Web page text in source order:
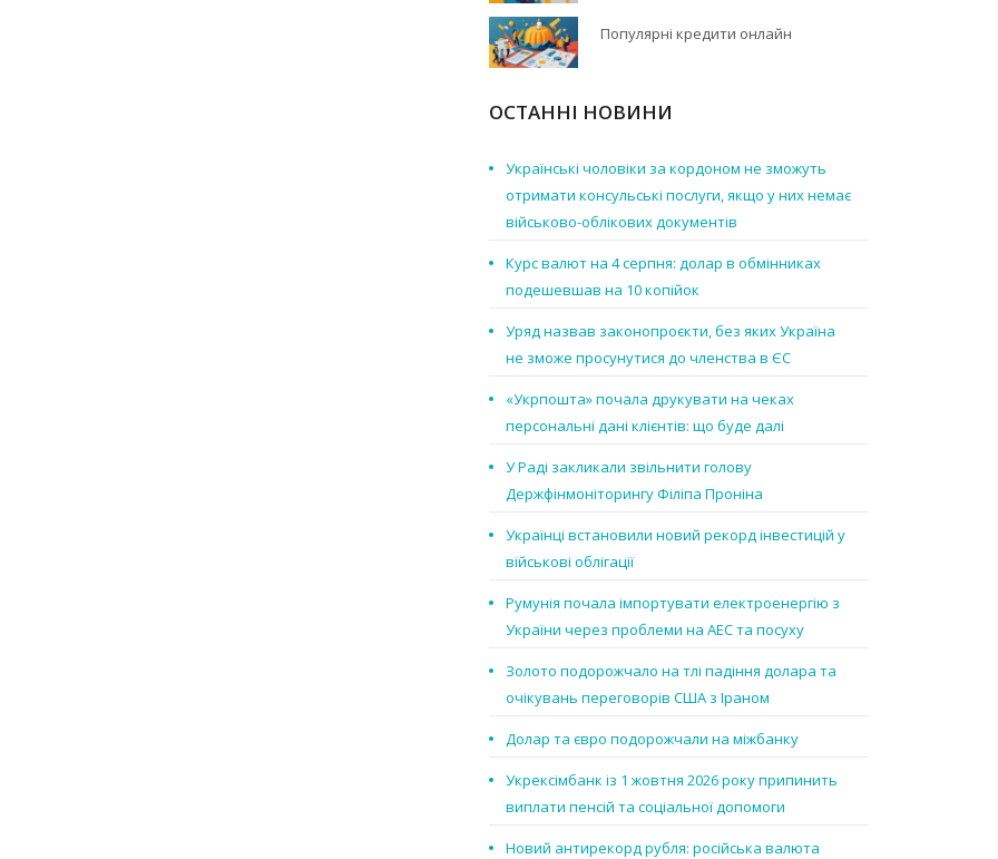
Популярні кредити онлайн
ОСТАННІ НОВИНИ
Українські чоловіки за кордоном не зможуть
отримати консульські послуги, якщо у них немає
військово-облікових документів
Курс валют на 4 серпня: долар в обмінниках
подешевшав на 10 копійок
Уряд назвав законопроєкти, без яких Україна
не зможе просунутися до членства в ЄС
«Укрпошта» почала друкувати на чеках
персональні дані клієнтів: що буде далі
У Раді закликали звільнити голову
Держфінмоніторингу Філіпа Проніна
Українці встановили новий рекорд інвестицій у
військові облігації
Румунія почала імпортувати електроенергію з
України через проблеми на АЕС та посуху
Золото подорожчало на тлі падіння долара та
очікувань переговорів США з Іраном
Долар та євро подорожчали на міжбанку
Укрексімбанк із 1 жовтня 2026 року припинить
виплати пенсій та соціальної допомоги
Новий антирекорд рубля: російська валюта